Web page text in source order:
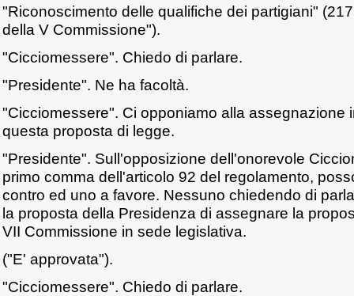
"Riconoscimento delle qualifiche dei partigiani"
della V Commissione").
"Cicciomessere". Chiedo di parlare.
"Presidente". Ne ha facoltà.
"Cicciomessere". Ci opponiamo alla assegnazione
questa proposta di legge.
"Presidente". Sull'opposizione dell'onorevole
primo comma dell'articolo 92 del regolamento,
contro ed uno a favore. Nessuno chiedendo di
la proposta della Presidenza di assegnare la
VII Commissione in sede legislativa.
("E' approvata").
"Cicciomessere". Chiedo di parlare.